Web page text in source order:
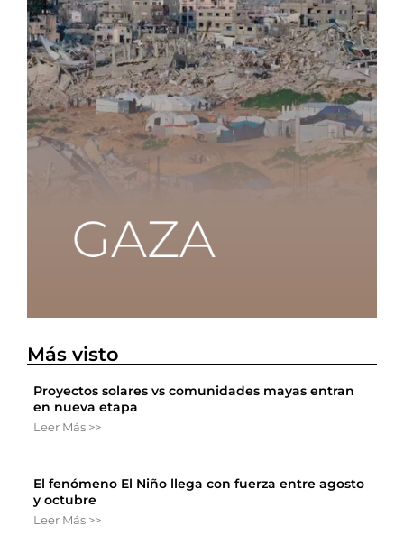
Más visto
Proyectos solares vs comunidades mayas entran
en nueva etapa
Leer Más >>
El fenómeno El Niño llega con fuerza entre agosto
y octubre
Leer Más >>